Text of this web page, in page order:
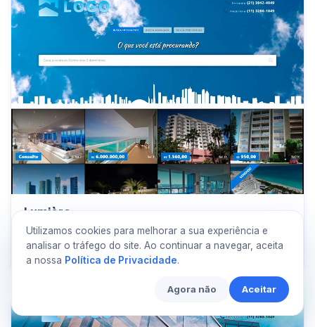
Lumière
Claro Natureza
Ver demonstração
Utilizamos cookies para melhorar a sua experiência e
analisar o tráfego do site. Ao continuar a navegar, aceita
a nossa Política de Privacidade.
Agora não Aceitar